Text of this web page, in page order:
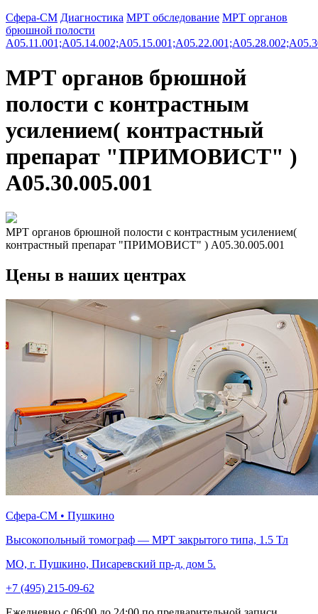
Сфера-СМ Диагностика МРТ обследование МРТ органов
брюшной полости
МРТ органов брюшной
полости с контрастным
усилением( контрастный
препарат "ПРИМОВИСТ" )
A05.30.005.001
МРТ органов брюшной полости с контрастным усилением(
контрастный препарат "ПРИМОВИСТ" ) A05.30.005.001
Цены в наших центрах
Сфера-СМ • Пушкино
Высокопольный томограф — МРТ закрытого типа, 1.5 Тл
МО, г. Пушкино, Писаревский пр-д, дом 5.
+7 (495) 215-09-62